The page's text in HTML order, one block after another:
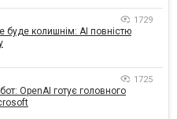
1729
буде колишнім: AI повністю
1725
OpenAI готує головного